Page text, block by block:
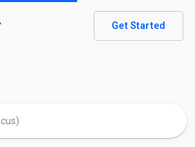
Get Started